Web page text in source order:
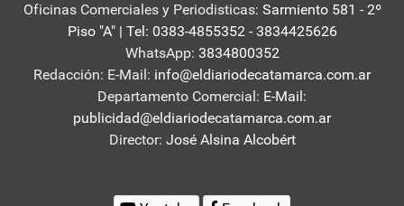
Oficinas Comerciales y Periodisticas: Sarmiento 581 - 2º
Piso "A" | Tel: 0383-4855352 - 3834425626
WhatsApp: 3834800352
Redacción: E-Mail: info@eldiariodecatamarca.com.ar
Departamento Comercial: E-Mail:
publicidad@eldiariodecatamarca.com.ar
Director: José Alsina Alcobért